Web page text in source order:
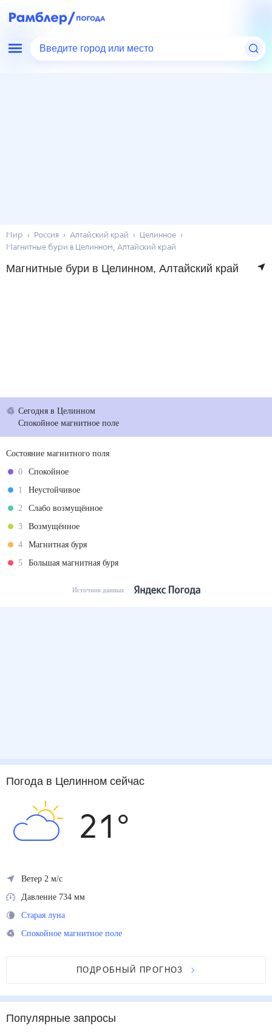
Введите город или место
Мир Россия Алтайский край
Целинное
Магнитные бури в Целинном, Алтайский край
Магнитные бури в Целинном, Алтайский край
Сегодняв Целинном
Спокойное магнитное поле
Состояние магнитного поля
0
Спокойное
1
Неустойчивое
2
Слабо возмущённое
3
Возмущённое
4
Магнитная буря
5
Большая магнитная буря
Источник данных
Погода в Целинномсейчас
21 °
Ветер 2 м/с
Давление 734 мм
Старая луна
Спокойное магнитное поле
ПОДРОБНЫЙ ПРОГНОЗ
Популярные запросы